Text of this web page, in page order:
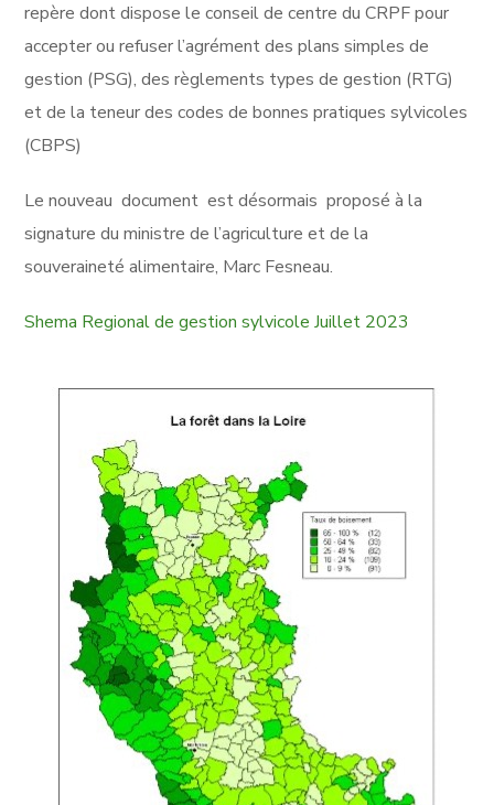
repère dont dispose le conseil de centre du CRPF pour
accepter ou refuser l’agrément des plans simples de
gestion (PSG), des règlements types de gestion (RTG)
et de la teneur des codes de bonnes pratiques sylvicoles
(CBPS)
Le nouveau document est désormais proposé à la
signature du ministre de l’agriculture et de la
souveraineté alimentaire, Marc Fesneau.
Shema Regional de gestion sylvicole Juillet 2023